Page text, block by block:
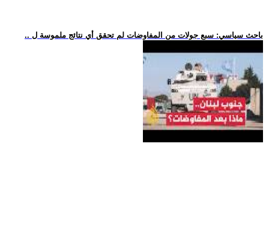
.. باحث سياسي: سبع جولات من المفاوضات لم تحقق أي نتائج ملموسة ل